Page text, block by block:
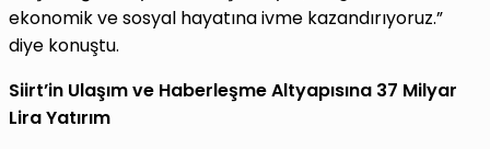
ekonomik ve sosyal hayatına ivme kazandırıyoruz.”
diye konuştu.
Siirt’in Ulaşım ve Haberleşme Altyapısına 37 Milyar
Lira Yatırım